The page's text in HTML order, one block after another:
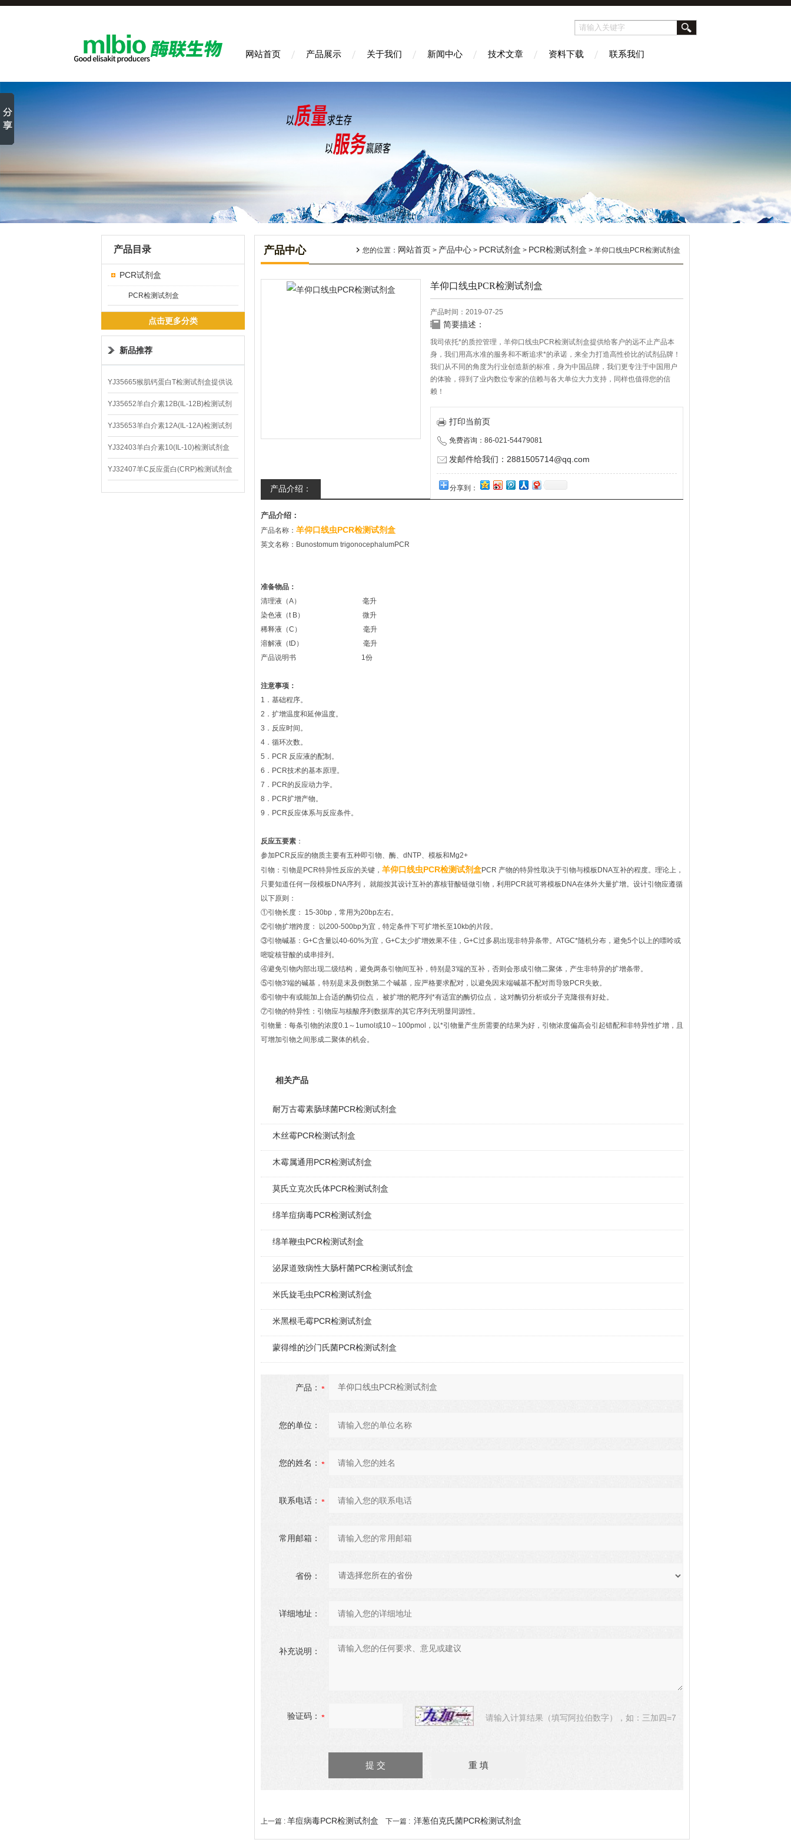
网站首页 产品展示 关于我们 新闻中心 技术文章 资料下载 联系我们
产品目录
PCR试剂盒
PCR检测试剂盒
点击更多分类
新品推荐
YJ35665猴肌钙蛋白T检测试剂盒提供说
明书
YJ35652羊白介素12B(IL-12B)检测试剂
盒
YJ35653羊白介素12A(IL-12A)检测试剂
盒
YJ32403羊白介素10(IL-10)检测试剂盒
YJ32407羊C反应蛋白(CRP)检测试剂盒
产品中心 您的位置： 网站首页 > 产品中心 > PCR试剂盒 > PCR检测试剂盒 > 羊仰口线虫PCR检测试剂盒
羊仰口线虫PCR检测试剂盒
产品时间：2019-07-25
简要描述：
我司依托*的质控管理，羊仰口线虫PCR检测试剂盒提供给客户的远不止产品本
身，我们用高水准的服务和不断追求*的承诺，来全力打造高性价比的试剂品牌！
我们从不同的角度为行业创造新的标准，身为中国品牌，我们更专注于中国用户
的体验，得到了业内数位专家的信赖与各大单位大力支持，同样也值得您的信
赖！
打印当前页
免费咨询：86-021-54479081
发邮件给我们：2881505714@qq.com
分享到：
产品介绍：
产品介绍：
产品名称： 羊仰口线虫PCR检测试剂盒
英文名称：Bunostomum trigonocephalumPCR
准备物品：
清理液（A） 毫升
染色液（t B） 微升
稀释液（C） 毫升
溶解液（tD） 毫升
产品说明书 1份
注意事项：
1．基础程序。
2．扩增温度和延伸温度。
3．反应时间。
4．循环次数。
5．PCR 反应液的配制。
6．PCR技术的基本原理。
7．PCR的反应动力学。
8．PCR扩增产物。
9．PCR反应体系与反应条件。
反应五要素 ：
参加PCR反应的物质主要有五种即引物、酶、dNTP、模板和Mg2+
引物：引物是PCR特异性反应的关键， 羊仰口线虫PCR检测试剂盒PCR 产物的特异性取决于引物与模板DNA互补的程度。理论上，
只要知道任何一段模板DNA序列， 就能按其设计互补的寡核苷酸链做引物，利用PCR就可将模板DNA在体外大量扩增。设计引物应遵循
以下原则：
①引物长度： 15-30bp，常用为20bp左右。
②引物扩增跨度： 以200-500bp为宜，特定条件下可扩增长至10kb的片段。
③引物碱基：G+C含量以40-60%为宜，G+C太少扩增效果不佳，G+C过多易出现非特异条带。ATGC*随机分布，避免5个以上的嘌呤或
嘧啶核苷酸的成串排列。
④避免引物内部出现二级结构，避免两条引物间互补，特别是3'端的互补，否则会形成引物二聚体，产生非特异的扩增条带。
⑤引物3'端的碱基，特别是末及倒数第二个碱基，应严格要求配对，以避免因末端碱基不配对而导致PCR失败。
⑥引物中有或能加上合适的酶切位点， 被扩增的靶序列*有适宜的酶切位点， 这对酶切分析或分子克隆很有好处。
⑦引物的特异性：引物应与核酸序列数据库的其它序列无明显同源性。
引物量：每条引物的浓度0.1～1umol或10～100pmol，以*引物量产生所需要的结果为好，引物浓度偏高会引起错配和非特异性扩增，且
可增加引物之间形成二聚体的机会。
相关产品
耐万古霉素肠球菌PCR检测试剂盒
木丝霉PCR检测试剂盒
木霉属通用PCR检测试剂盒
莫氏立克次氏体PCR检测试剂盒
绵羊痘病毒PCR检测试剂盒
绵羊鞭虫PCR检测试剂盒
泌尿道致病性大肠杆菌PCR检测试剂盒
米氏旋毛虫PCR检测试剂盒
米黑根毛霉PCR检测试剂盒
蒙得维的沙门氏菌PCR检测试剂盒
产品：
您的单位：
您的姓名：
联系电话：
常用邮箱：
省份：
详细地址：
补充说明：
验证码： 请输入计算结果（填写阿拉伯数字），如：三加四=7
上一篇 : 羊痘病毒PCR检测试剂盒 下一篇 : 洋葱伯克氏菌PCR检测试剂盒